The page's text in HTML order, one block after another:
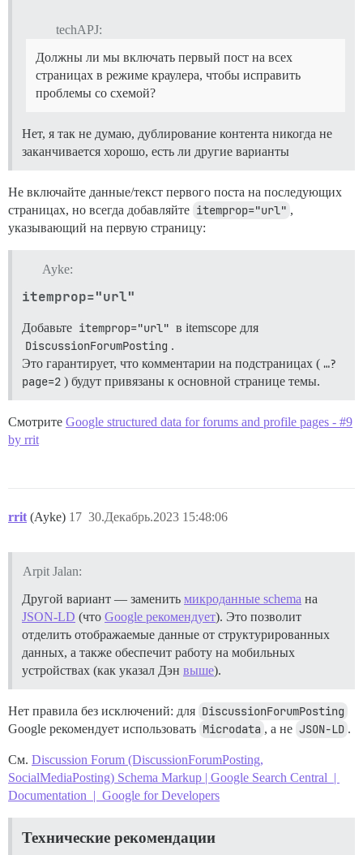
techAPJ:
Должны ли мы включать первый пост на всех
страницах в режиме краулера, чтобы исправить
проблемы со схемой?
Нет, я так не думаю, дублирование контента никогда не
заканчивается хорошо, есть ли другие варианты
Не включайте данные/текст первого поста на последующих
страницах, но всегда добавляйте itemprop="url" ,
указывающий на первую страницу:
Ayke:
itemprop="url"
Добавьте itemprop="url" в itemscope для
DiscussionForumPosting .
Это гарантирует, что комментарии на подстраницах ( …?
page=2 ) будут привязаны к основной странице темы.
Смотрите Google structured data for forums and profile pages - #9
by rrit
rrit (Ayke) 30.Декабрь.2023 15:48:06
17
Arpit Jalan:
Другой вариант — заменить микроданные schema на
JSON-LD (что Google рекомендует). Это позволит
отделить отображаемые данные от структурированных
данных, а также обеспечит работу на мобильных
устройствах (как указал Дэн выше).
Нет правила без исключений: для DiscussionForumPosting
Google рекомендует использовать Microdata , а не JSON-LD .
См. Discussion Forum (DiscussionForumPosting,
SocialMediaPosting) Schema Markup | Google Search Central |
Documentation | Google for Developers
Технические рекомендации